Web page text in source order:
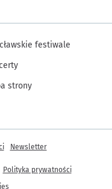
festiwale
strony
Newsletter
Polityka prywatności